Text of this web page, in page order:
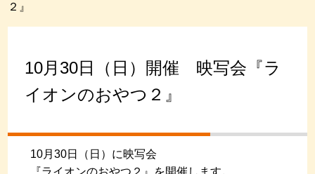
２』
10月30日（日）開催 映写会『ラ
イオンのおやつ２』
10月30日（日）に映写会